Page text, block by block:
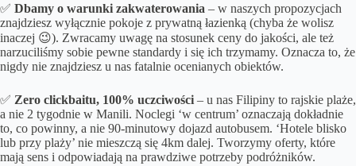
✅ Dbamy o warunki zakwaterowania – w naszych propozycjach
znajdziesz wyłącznie pokoje z prywatną łazienką (chyba że wolisz
inaczej 😉). Zwracamy uwagę na stosunek ceny do jakości, ale też
narzuciliśmy sobie pewne standardy i się ich trzymamy. Oznacza to, że
nigdy nie znajdziesz u nas fatalnie ocenianych obiektów.
✅ Zero clickbaitu, 100% uczciwości – u nas Filipiny to rajskie plaże,
a nie 2 tygodnie w Manili. Noclegi ‘w centrum’ oznaczają dokładnie
to, co powinny, a nie 90-minutowy dojazd autobusem. ‘Hotele blisko
lub przy plaży’ nie mieszczą się 4km dalej. Tworzymy oferty, które
mają sens i odpowiadają na prawdziwe potrzeby podróżników.